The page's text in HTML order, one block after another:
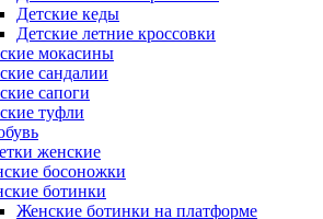
Детские кеды
Детские летние кроссовки
мокасины
сандалии
сапоги
туфли
женские
босоножки
ботинки
Женские ботинки на платформе